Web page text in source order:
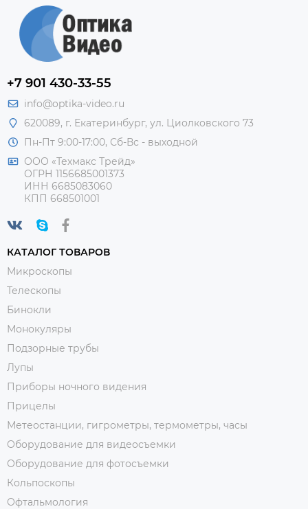
+7 901 430-33-55
info@optika-video.ru
620089, г. Екатеринбург, ул. Циолковского 73
Пн-Пт 9:00-17:00, Сб-Вс - выходной
ООО «Техмакс Трейд»
ОГРН 1156685001373
ИНН 6685083060
КПП 668501001
КАТАЛОГ ТОВАРОВ
Микроскопы
Телескопы
Бинокли
Монокуляры
Подзорные трубы
Лупы
Приборы ночного видения
Прицелы
Метеостанции, гигрометры, термометры, часы
Оборудование для видеосъемки
Оборудование для фотосъемки
Кольпоскопы
Офтальмология